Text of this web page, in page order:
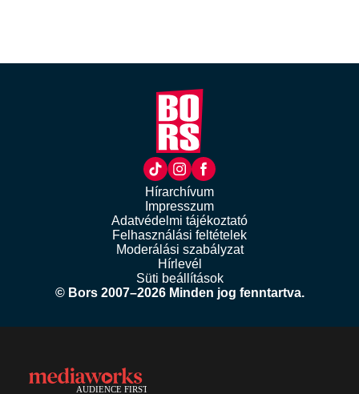
Hírarchívum
Impresszum
Adatvédelmi tájékoztató
Felhasználási feltételek
Moderálási szabályzat
Hírlevél
Süti beállítások
© Bors 2007–2026 Minden jog fenntartva.